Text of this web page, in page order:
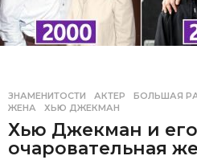
ЗНАМЕНИТОСТИ АКТЕР ,БОЛЬШАЯ
ЖЕНА
,ХЬЮ ДЖЕКМАН
Хью Джекман и его
очаровательная